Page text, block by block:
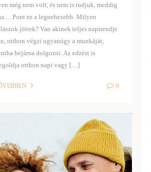
még nem volt, és nem is tudjuk, meddig
Pont ez a legnehezebb. Milyen
jöttek? Van akinek teljes napirendje
otthon végzi ugyanúgy a munkáját,
bejárna dolgozni. Az edzést is
otthon napi vagy […]
0